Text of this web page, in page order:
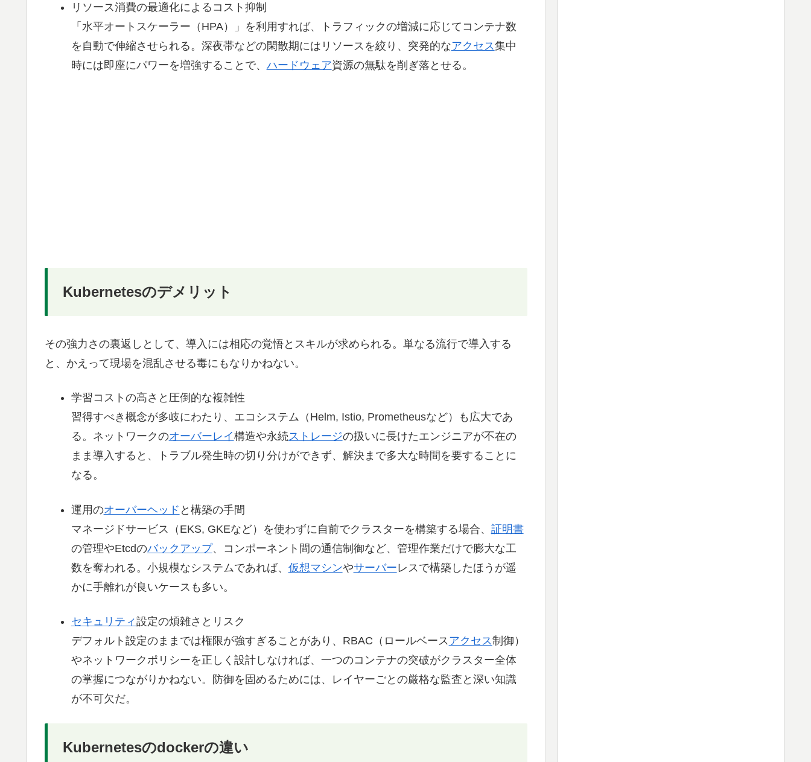
リソース消費の最適化によるコスト抑制
「水平オートスケーラー（HPA）」を利用すれば、トラフィックの増減に応じてコンテナ数
を自動で伸縮させられる。深夜帯などの閑散期にはリソースを絞り、突発的なアクセス集中
時には即座にパワーを増強することで、 ハードウェア資源の無駄を削ぎ落とせる。
Kubernetesのデメリット
その強力さの裏返しとして、導入には相応の覚悟とスキルが求められる。単なる流行で導入する
と、かえって現場を混乱させる毒にもなりかねない。
学習コストの高さと圧倒的な複雑性
習得すべき概念が多岐にわたり、エコシステム（Helm, Istio, Prometheusなど）も広大であ
る。ネットワークのオーバーレイ構造や永続ストレージの扱いに長けたエンジニアが不在の
まま導入すると、トラブル発生時の切り分けができず、解決まで多大な時間を要することに
なる。
運用のオーバーヘッド と構築の手間
マネージドサービス（EKS, GKEなど）を使わずに自前でクラスターを構築する場合、 証明書
の管理やEtcdのバックアップ、コンポーネント間の通信制御など、管理作業だけで膨大な工
数を奪われる。小規模なシステムであれば、 仮想マシンやサーバーレスで構築したほうが遥
かに手離れが良いケースも多い。
セキュリティ設定の煩雑さとリスク
デフォルト設定のままでは権限が強すぎることがあり、RBAC（ロールベース アクセス制御）
やネットワークポリシーを正しく設計しなければ、一つのコンテナの突破がクラスター全体
の掌握につながりかねない。防御を固めるためには、レイヤーごとの厳格な監査と深い知識
が不可欠だ。
Kubernetesのdockerの違い